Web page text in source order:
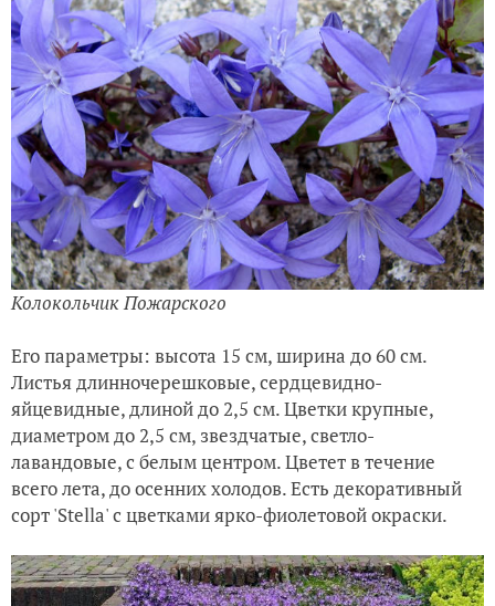
Колокольчик Пожарского
Его параметры: высота 15 см, ширина до 60 см.
Листья длинночерешковые, сердцевидно-
яйцевидные, длиной до 2,5 см. Цветки крупные,
диаметром до 2,5 см, звездчатые, светло-
лавандовые, с белым центром. Цветет в течение
всего лета, до осенних холодов. Есть декоративный
сорт 'Stella' с цветками ярко-фиолетовой окраски.